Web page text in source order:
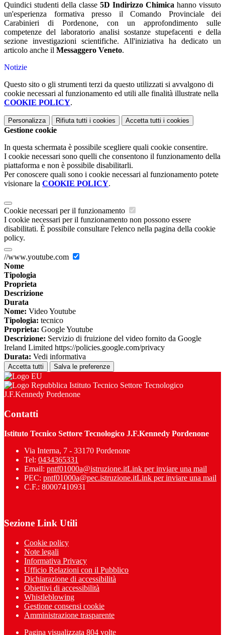
Quindici studenti della classe 5D Indirizzo Chimica hanno vissuto
un'esperienza formativa presso il Comando Provinciale dei
Carabinieri di Pordenone, con un approfondimento sulle
competenze del laboratorio analisi sostanze stupefacenti e della
sezione investigazioni scientifiche. All'iniziativa ha dedicato un
articolo anche il Messaggero Veneto.
Notizie
Questo sito o gli strumenti terzi da questo utilizzati si avvalgono di
cookie necessari al funzionamento ed utili alle finalità illustrate nella
COOKIE POLICY.
Personalizza Rifiuta tutti i cookies Accetta tutti i cookies
Gestione cookie
In questa schermata è possibile scegliere quali cookie consentire.
I cookie necessari sono quelli che consentono il funzionamento della
piattaforma e non è possibile disabilitarli.
Per conoscere quali sono i cookie necessari al funzionamento potete
visionare la COOKIE POLICY.
Cookie necessari per il funzionamento
I cookie necessari per il funzionamento non possono essere
disabilitati. È possibile consultare l'elenco nella pagina della cookie
policy.
//www.youtube.com
Nome
Tipologia
Proprieta
Descrizione
Durata
Nome: Video Youtube
Tipologia: tecnico
Proprieta: Google Youtube
Descrizione: Servizio di fruizione del video fornito da Google
Ireland Limited https://policies.google.com/privacy
Durata: Vedi informativa
Accetta tutti Salva le preferenze
Istituto Tecnico Settore Tecnologico
J.F.Kennedy Pordenone
Contatti
Istituto Tecnico Settore Tecnologico J.F.Kennedy Pordenone
Via Interna, 7 - 33170 Pordenone
Tel: 0434365331
Email: pntf01000a@istruzione.itLink per inviare una mail
PEC: pntf01000a@pec.istruzione.itLink per inviare una mail
C.F.: 80007410931
Sezione Link Utili
Cookie policy
Note legali
Informativa Privacy
Ufficio Relazioni con il Pubblico
Dichiarazione di accessibilità
Obiettivi di accessibilità
Whistleblowing
Gestione consensi cookie
Amministrazione trasparente
Pagina visualizzata 804 volte